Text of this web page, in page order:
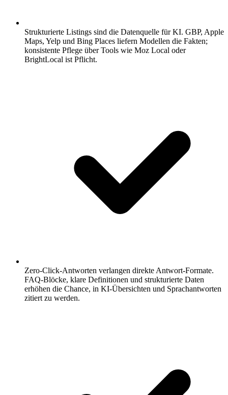
Strukturierte Listings sind die Datenquelle für KI. GBP, Apple
Maps, Yelp und Bing Places liefern Modellen die Fakten;
konsistente Pflege über Tools wie Moz Local oder
BrightLocal ist Pflicht.
Zero-Click-Antworten verlangen direkte Antwort-Formate.
FAQ-Blöcke, klare Definitionen und strukturierte Daten
erhöhen die Chance, in KI-Übersichten und Sprachantworten
zitiert zu werden.